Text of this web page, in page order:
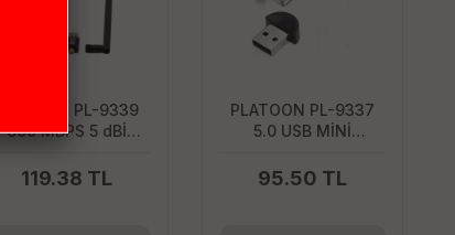
PLATOON PL-9339
600 MBPS 5 dBİ
WIRELESS ADAPTER
119.38 TL
PLATOON PL-9337
5.0 USB MİNİ
95.50 TL